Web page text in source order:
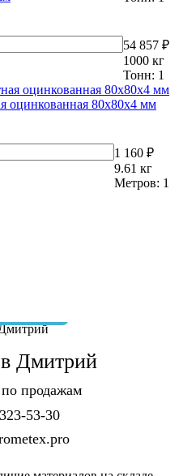
54 857 ₽
1000 кг
Тонн: 1
оцинкованная 80х80х4 мм
1 160 ₽
9.61 кг
Метров: 1
Дмитрий
продажам
53-30